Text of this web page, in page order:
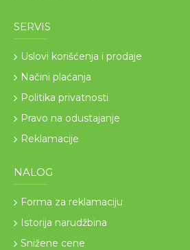
SERVIS
Uslovi korišćenja i prodaje
Načini plaćanja
Politika privatnosti
Pravo na odustajanje
Reklamacije
NALOG
Forma za reklamaciju
Istorija narudžbina
Snižene cene